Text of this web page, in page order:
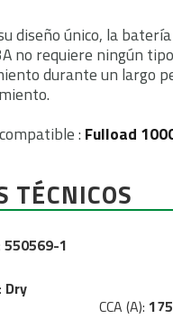
diseño único, la batería
no requiere ningún
durante un largo
: Fulload
TÉCNICOS
550569-1
Dry
CCA (A): 175